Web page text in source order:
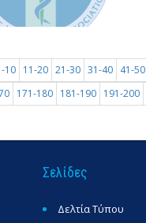
10 11-20 21-30 31-40 41-50
171-180 181-190 191-200
Σελίδες
Δελτία Τύπου